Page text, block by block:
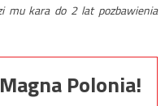
mu kara do 2 lat pozbawienia
Polonia!